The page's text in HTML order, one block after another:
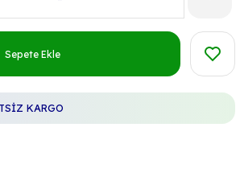
Sepete Ekle
KARGO